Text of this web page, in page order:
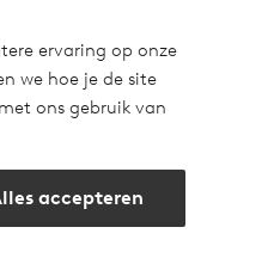
ervaring op onze
we hoe je de site
ons gebruik van
accepteren